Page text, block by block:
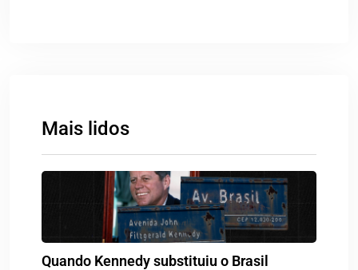
Mais lidos
Quando Kennedy substituiu o Brasil